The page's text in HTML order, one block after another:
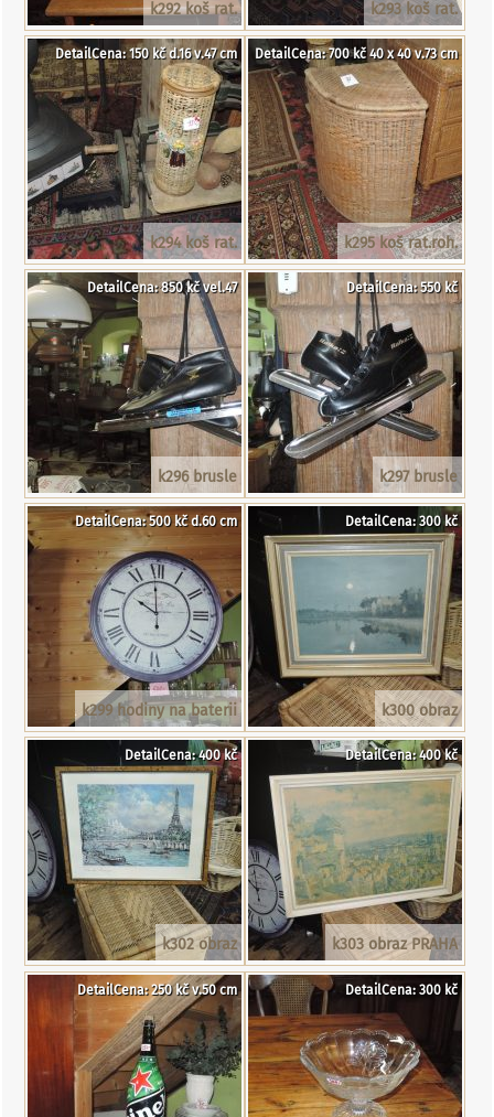
k292 koš rat. k293 koš rat.
k294 koš rat.
DetailCena: 150 kč d.16 v.47 cm
k295 koš rat.roh.
DetailCena: 700 kč 40 x 40 v.73 cm
k296 brusle
DetailCena: 850 kč vel.47
k297 brusle
DetailCena: 550 kč
k299 hodiny na baterii
DetailCena: 500 kč d.60 cm
k300 obraz
DetailCena: 300 kč
k302 obraz
DetailCena: 400 kč
k303 obraz PRAHA
DetailCena: 400 kč
DetailCena: 250 kč v.50 cm DetailCena: 300 kč